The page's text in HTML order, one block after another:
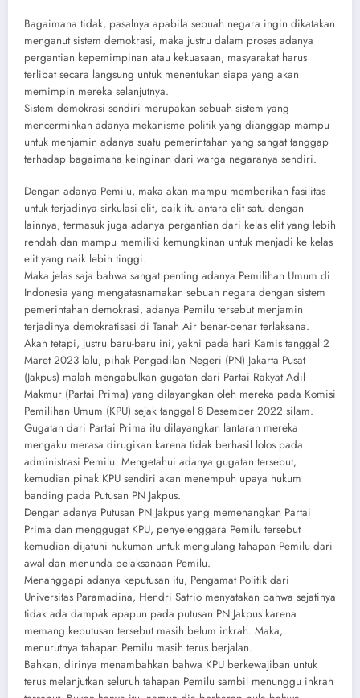
Bagaimana tidak, pasalnya apabila sebuah negara ingin dikatakan
menganut sistem demokrasi, maka justru dalam proses adanya
pergantian kepemimpinan atau kekuasaan, masyarakat harus
terlibat secara langsung untuk menentukan siapa yang akan
memimpin mereka selanjutnya.
Sistem demokrasi sendiri merupakan sebuah sistem yang
mencerminkan adanya mekanisme politik yang dianggap mampu
untuk menjamin adanya suatu pemerintahan yang sangat tanggap
terhadap bagaimana keinginan dari warga negaranya sendiri.
Dengan adanya Pemilu, maka akan mampu memberikan fasilitas
untuk terjadinya sirkulasi elit, baik itu antara elit satu dengan
lainnya, termasuk juga adanya pergantian dari kelas elit yang lebih
rendah dan mampu memiliki kemungkinan untuk menjadi ke kelas
elit yang naik lebih tinggi.
Maka jelas saja bahwa sangat penting adanya Pemilihan Umum di
Indonesia yang mengatasnamakan sebuah negara dengan sistem
pemerintahan demokrasi, adanya Pemilu tersebut menjamin
terjadinya demokratisasi di Tanah Air benar-benar terlaksana.
Akan tetapi, justru baru-baru ini, yakni pada hari Kamis tanggal 2
Maret 2023 lalu, pihak Pengadilan Negeri (PN) Jakarta Pusat
(Jakpus) malah mengabulkan gugatan dari Partai Rakyat Adil
Makmur (Partai Prima) yang dilayangkan oleh mereka pada Komisi
Pemilihan Umum (KPU) sejak tanggal 8 Desember 2022 silam.
Gugatan dari Partai Prima itu dilayangkan lantaran mereka
mengaku merasa dirugikan karena tidak berhasil lolos pada
administrasi Pemilu. Mengetahui adanya gugatan tersebut,
kemudian pihak KPU sendiri akan menempuh upaya hukum
banding pada Putusan PN Jakpus.
Dengan adanya Putusan PN Jakpus yang memenangkan Partai
Prima dan menggugat KPU, penyelenggara Pemilu tersebut
kemudian dijatuhi hukuman untuk mengulang tahapan Pemilu dari
awal dan menunda pelaksanaan Pemilu.
Menanggapi adanya keputusan itu, Pengamat Politik dari
Universitas Paramadina, Hendri Satrio menyatakan bahwa sejatinya
tidak ada dampak apapun pada putusan PN Jakpus karena
memang keputusan tersebut masih belum inkrah. Maka,
menurutnya tahapan Pemilu masih terus berjalan.
Bahkan, dirinya menambahkan bahwa KPU berkewajiban untuk
terus melanjutkan seluruh tahapan Pemilu sambil menunggu inkrah